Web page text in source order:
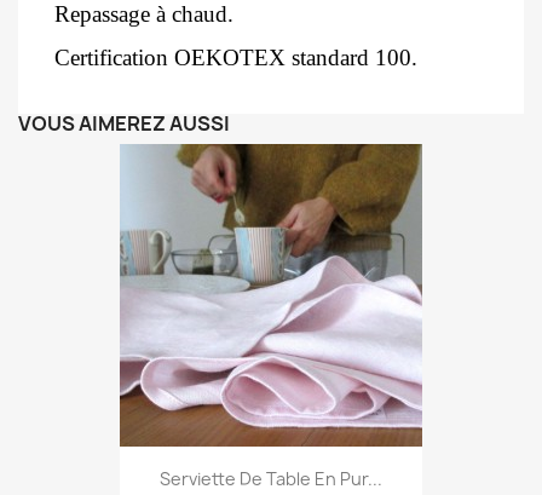
Repassage à chaud.
Certification OEKOTEX standard 100.
VOUS AIMEREZ AUSSI
Serviette De Table En Pur...